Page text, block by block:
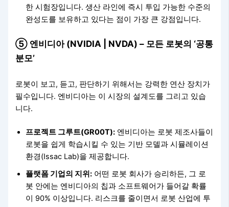
한 시험장입니다. 생산 라인에 즉시 투입 가능한 수준의
완성도를 보유하고 있다는 점이 가장 큰 강점입니다.
⑤ 엔비디아 (NVIDIA | NVDA) – 모든 로봇의 ‘공통
분모’
로봇이 보고, 듣고, 판단하기 위해서는 강력한 연산 장치가
필수입니다. 엔비디아는 이 시장의 설계도를 그리고 있습
니다.
프로젝트 그루트(GR00T): 엔비디아는 로봇 제조사들이
로봇을 쉽게 학습시킬 수 있는 기반 모델과 시뮬레이션
환경(Issac Lab)을 제공합니다.
플랫폼 기업의 지위: 어떤 로봇 회사가 승리하든, 그 로
봇 안에는 엔비디아의 칩과 소프트웨어가 들어갈 확률
이 90% 이상입니다. 리스크를 줄이면서 로봇 산업에 투